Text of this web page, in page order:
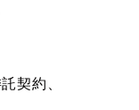
契約、